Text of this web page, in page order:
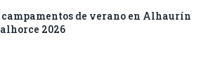
campamentos de verano en Alhaurín
2026